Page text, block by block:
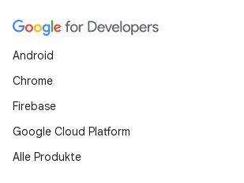
Android
Chrome
Firebase
Google Cloud Platform
Alle Produkte